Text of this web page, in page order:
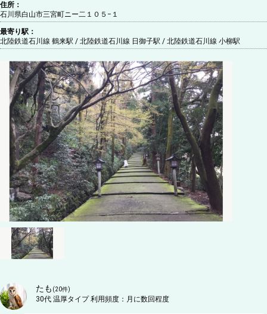
住所：
石川県白山市三宮町ニー二１０５−１
最寄り駅：
北陸鉄道石川線 鶴来駅 / 北陸鉄道石川線 日御子駅 / 北陸鉄道石川線 小柳駅
たも (20件)
30代 温厚タイプ利用頻度： 月に数回程度